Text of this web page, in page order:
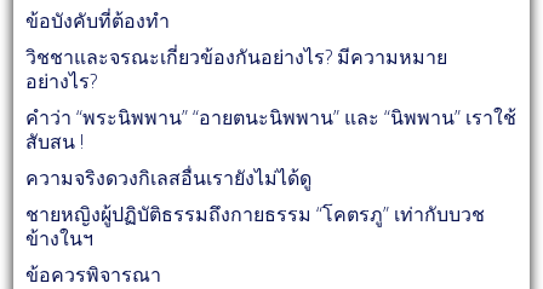
ข้อบังคับที่ต้องทำ
วิชชาและจรณะเกี่ยวข้องกันอย่างไร? มีความหมาย
อย่างไร?
คำว่า “พระนิพพาน” “อายตนะนิพพาน” และ “นิพพาน” เราใช้
สับสน !
ความจริงดวงกิเลสอื่นเรายังไม่ได้ดู
ชายหญิงผู้ปฏิบัติธรรมถึงกายธรรม “โคตรภู” เท่ากับบวช
ข้างในฯ
ข้อควรพิจารณา